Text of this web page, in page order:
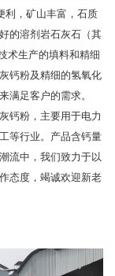
利，矿山丰富，石质
的溶剂岩石灰石（其
术生产的填料和精细
钙粉及精细的氢氧化
满足客户的需求。
钙粉，主要用于电力
等行业。产品含钙量
流中，我们致力于以
态度，竭诚欢迎新老